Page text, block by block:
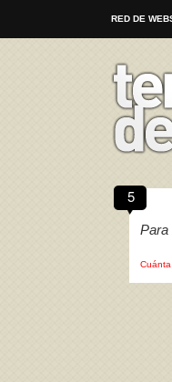
RED DE
5
Para